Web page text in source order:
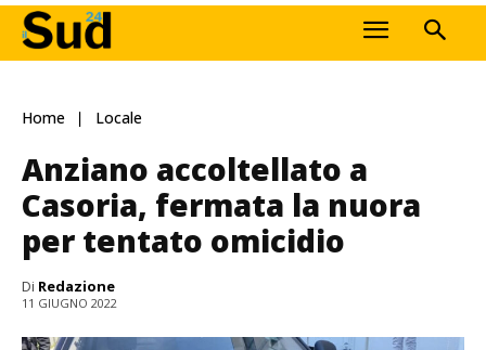
Home Locale
Anziano accoltellato a
Casoria, fermata la nuora
per tentato omicidio
Di Redazione
11 GIUGNO 2022